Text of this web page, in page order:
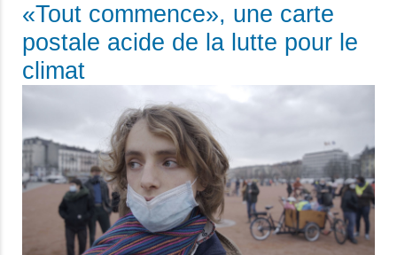
«Tout commence», une carte
postale acide de la lutte pour le
climat